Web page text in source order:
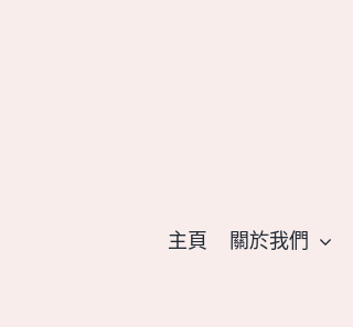
主頁 關於我們